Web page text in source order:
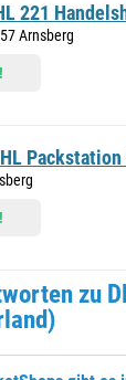
221
Arnsberg
Packstation
zu